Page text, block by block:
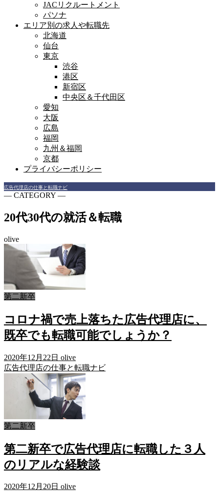
JACリクルートメント
パソナ
エリア別の求人や転職先
北海道
仙台
東京
渋谷
港区
新宿区
中央区＆千代田区
愛知
大阪
広島
福岡
九州＆福岡
京都
プライバシーポリシー
広告代理店の仕事と転職ナビ
― CATEGORY ―
20代30代の就活＆転職
olive
第二新卒
コロナ禍で売上落ちた広告代理店に、
既卒でも転職可能でしょうか？
2020年12月22日 olive
広告代理店の仕事と転職ナビ
第二新卒
第二新卒で広告代理店に転職した３人
のリアルな経験談
2020年12月20日 olive